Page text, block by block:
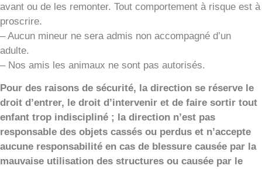
avant ou de les remonter. Tout comportement à risque est à
proscrire.
– Aucun mineur ne sera admis non accompagné d’un
adulte.
– Nos amis les animaux ne sont pas autorisés.
Pour des raisons de sécurité, la direction se réserve le
droit d’entrer, le droit d’intervenir et de faire sortir tout
enfant trop indiscipliné ; la direction n’est pas
responsable des objets cassés ou perdus et n’accepte
aucune responsabilité en cas de blessure causée par la
mauvaise utilisation des structures ou causée par le